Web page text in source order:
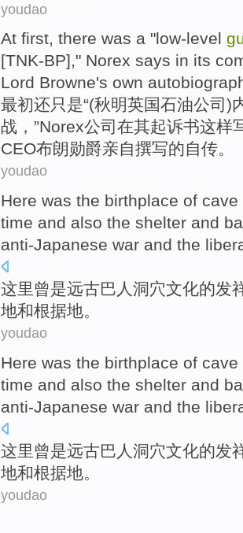
youdao
At first, there was a "low-level
[TNK-BP]," Norex says in its
Lord Browne's own
最初还只是“(秋明英国石油公司)
战 ，”Norex公司 在其起诉书这样
CEO布朗勋爵亲自撰写的自传。
youdao
Here was the birthplace of cave
time and also the shelter and
anti-Japanese war and the
这里曾是远古巴人 洞穴文化的发
地和根据地。
youdao
Here was the birthplace of cave
time and also the shelter and
anti-Japanese war and the
这里曾是远古巴人 洞穴文化的发
地和根据地。
youdao